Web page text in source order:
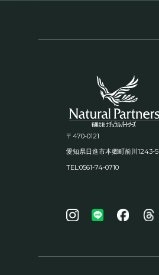
〒470-0121
愛知県日進市本郷町前川 1243-5
TEL:0561-74-0710